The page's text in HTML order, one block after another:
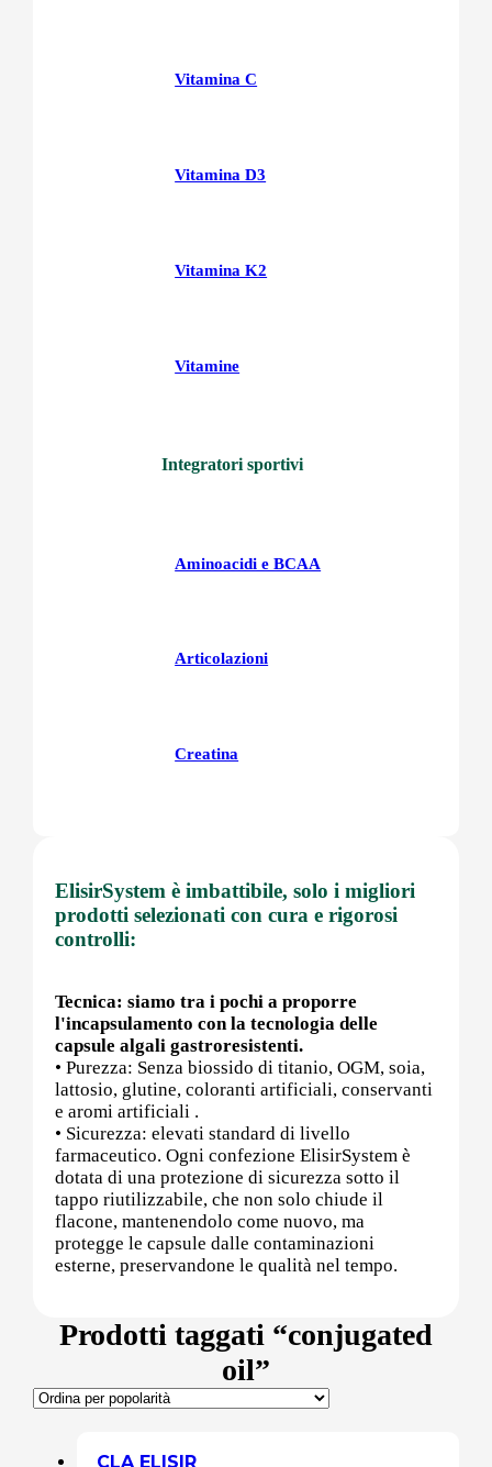
Vitamina C
Vitamina D3
Vitamina K2
Vitamine
Integratori sportivi
Aminoacidi e BCAA
Articolazioni
Creatina
Post (PCT)
Post Workout
Pre-Workout
Prostata
ElisirSystem è imbattibile, solo i migliori
prodotti selezionati con cura e rigorosi
controlli:
Tecnica: siamo tra i pochi a proporre
l'incapsulamento con la tecnologia delle
capsule algali gastroresistenti.
• Purezza: Senza biossido di titanio, OGM, soia,
lattosio, glutine, coloranti artificiali, conservanti
e aromi artificiali .
• Sicurezza: elevati standard di livello
farmaceutico. Ogni confezione ElisirSystem è
dotata di una protezione di sicurezza sotto il
tappo riutilizzabile, che non solo chiude il
flacone, mantenendolo come nuovo, ma
protegge le capsule dalle contaminazioni
esterne, preservandone le qualità nel tempo.
Prodotti taggati “conjugated
oil”
CLA ELISIR